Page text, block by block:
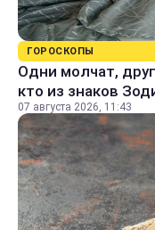
ГОРОСКОПЫ
Одни молчат,
кто из знаков
07 августа 2026, 11:43